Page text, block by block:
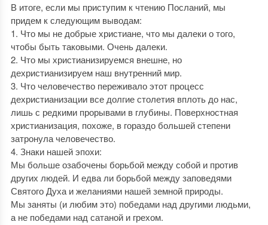
В итоге, если мы приступим к чтению Посланий, мы
придем к следующим выводам:
1. Что мы не добрые христиане, что мы далеки о того,
чтобы быть таковыми. Очень далеки.
2. Что мы христианизируемся внешне, но
дехристианизируем наш внутренний мир.
3. Что человечество переживало этот процесс
дехристианизации все долгие столетия вплоть до нас,
лишь с редкими прорывами в глубины. Поверхностная
христианизация, похоже, в гораздо большей степени
затронула человечество.
4. Знаки нашей эпохи:
Мы больше озабочены борьбой между собой и против
других людей. И едва ли борьбой между заповедями
Святого Духа и желаниями нашей земной природы.
Мы заняты (и любим это) победами над другими людьми,
а не победами над сатаной и грехом.